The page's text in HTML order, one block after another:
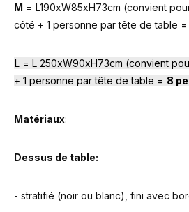
M = L190xW85xH73cm (convient
côté + 1 personne par tête de table =
L = L 250xW90xH73cm (convient
+ 1 personne par tête de table = 8
Matériaux:
Dessus de table:
- stratifié (noir ou blanc), fini avec